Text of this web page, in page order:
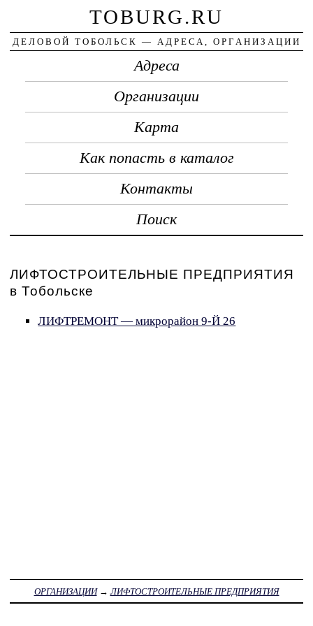
TOBURG.RU
ДЕЛОВОЙ ТОБОЛЬСК — АДРЕСА, ОРГАНИЗАЦИИ
Адреса
Организации
Карта
Как попасть в каталог
Контакты
Поиск
ЛИФТОСТРОИТЕЛЬНЫЕ ПРЕДПРИЯТИЯ
в Тобольске
ЛИФТРЕМОНТ — микрорайон 9-Й 26
ОРГАНИЗАЦИИ→ЛИФТОСТРОИТЕЛЬНЫЕ ПРЕДПРИЯТИЯ